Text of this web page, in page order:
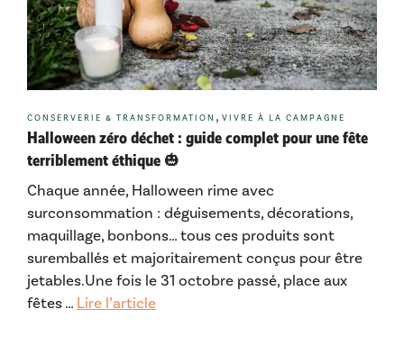
Halloween zéro déchet : guide complet pour une fête
terriblement éthique 🎃
Chaque année, Halloween rime avec
surconsommation : déguisements, décorations,
maquillage, bonbons… tous ces produits sont
suremballés et majoritairement conçus pour être
jetables.Une fois le 31 octobre passé, place aux
fêtes … Lire l’article
Catégories
CONSERVERIE & TRANSFORMATION , VIVRE À LA CAMPAGNE